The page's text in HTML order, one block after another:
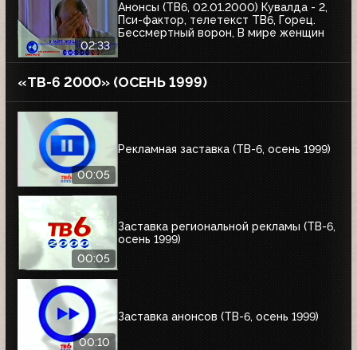
02:33
Анонсы (ТВ6, 02.01.2000) Кувалда - 2,
Пси-фактор, телетекст ТВ6, Горец.
Бессмертный ворон, В мире женщин
«ТВ-6 2000» (ОСЕНЬ 1999)
00:05
Рекламная заставка (ТВ-6, осень 1999)
00:05
Заставка региональной рекламы (ТВ-6,
осень 1999)
00:10
Заставка анонсов (ТВ-6, осень 1999)